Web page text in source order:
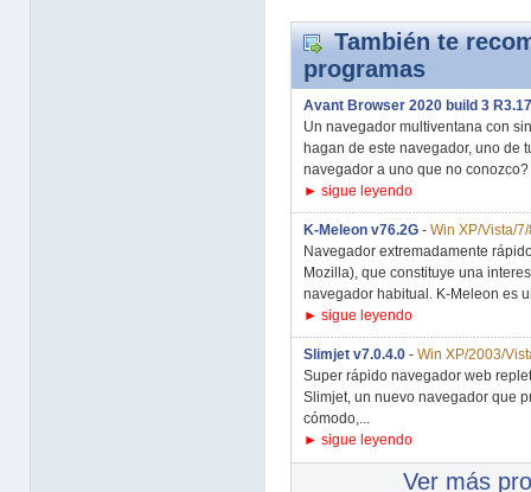
También te
programas
Avant Browser 2020 build 3
Un navegador multiventana con
hagan de este navegador, uno de
navegador a uno que no
► sigue leyendo
K-Meleon v76.2G - Win XP/Vista/
Navegador extremadamente
Mozilla), que constituye una
navegador habitual. K-Meleon es
► sigue leyendo
Slimjet v7.0.4.0 - Win XP/2003/
Super rápido navegador web
Slimjet, un nuevo navegador que
cómodo,...
► sigue leyendo
Ver más